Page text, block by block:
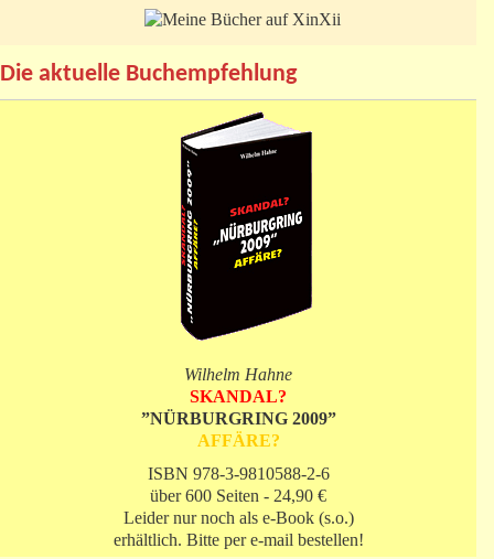
Die aktuelle Buchempfehlung
Wilhelm Hahne
SKANDAL?
”NÜRBURGRING 2009”
AFFÄRE?
ISBN 978-3-9810588-2-6
über 600 Seiten - 24,90 €
Leider nur noch als e-Book (s.o.)
erhältlich. Bitte per e-mail bestellen!